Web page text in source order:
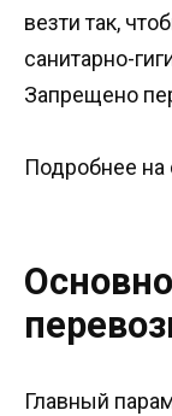
везти так,
санитарно-
Запрещено
Подробнее
Главный